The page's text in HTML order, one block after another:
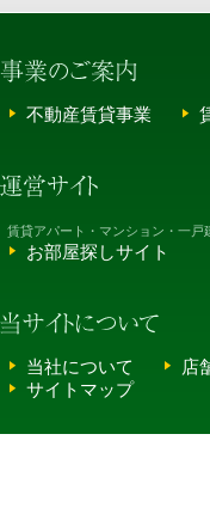
不動産賃貸事業
賃貸アパート・マンション・一戸
お部屋探しサイト
当社について 店
サイトマップ